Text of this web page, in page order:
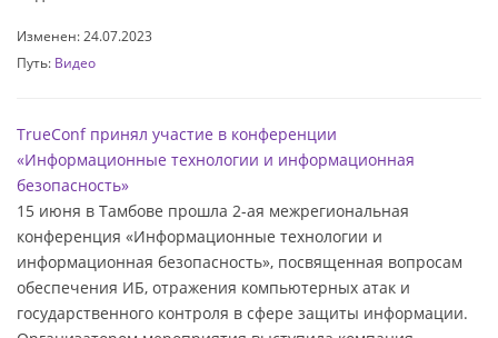
Изменен: 24.07.2023
Путь: Видео
TrueConf принял участие в конференции
«Информационные технологии и информационная
безопасность»
15 июня в Тамбове прошла 2-ая межрегиональная
конференция «Информационные технологии и
информационная безопасность», посвященная вопросам
обеспечения ИБ, отражения компьютерных атак и
государственного контроля в сфере защиты информации.